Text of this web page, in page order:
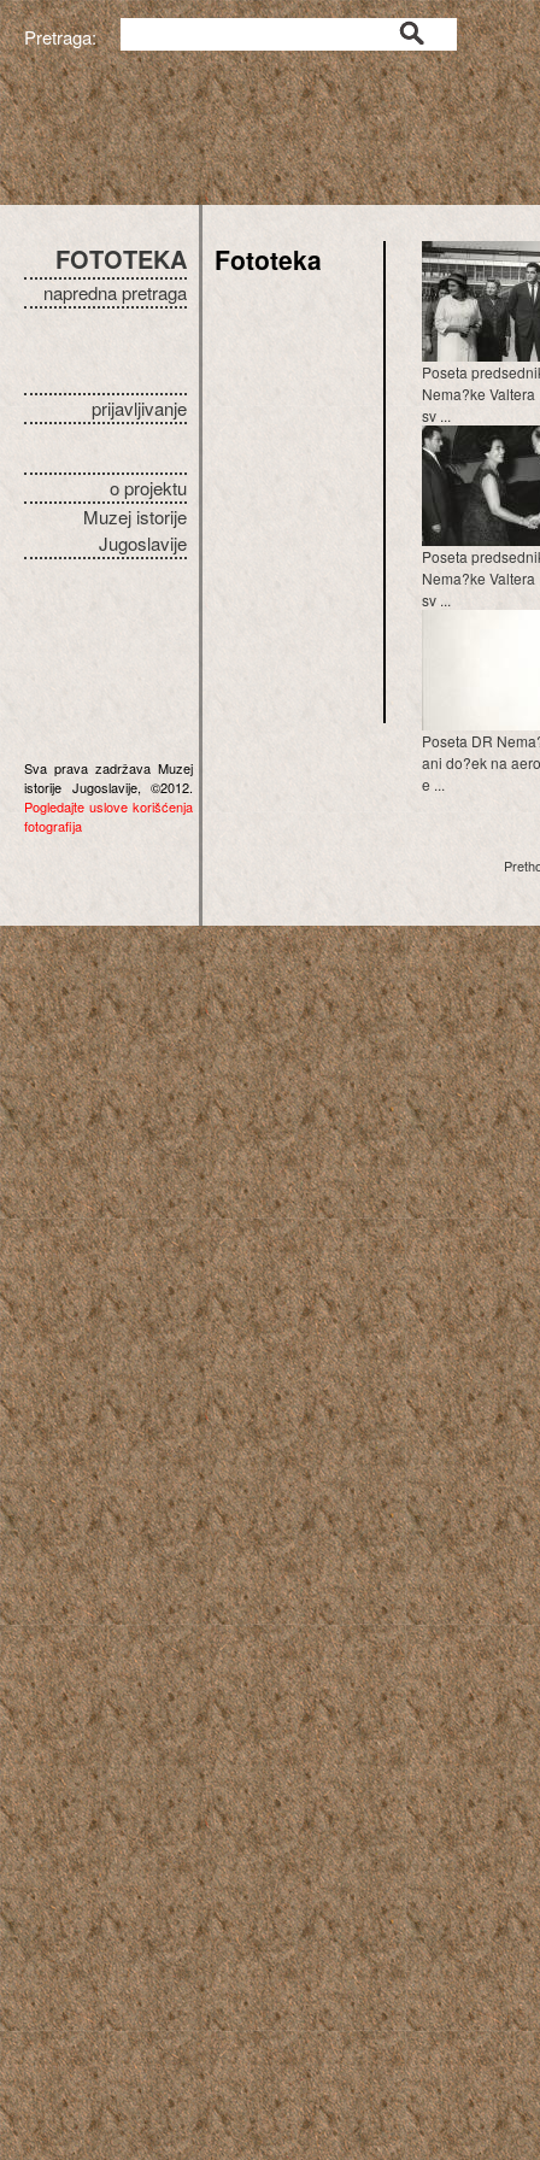
Pretraga:
FOTOTEKA
napredna pretraga
prijavljivanje
o projektu
Muzej istorije
Jugoslavije
Sva prava zadržava Muzej
istorije Jugoslavije, ©2012.
Pogledajte uslove korišćenja
fotografija
Fototeka
Poseta
Nema?ke
sv ...
Poseta
Nema?ke
sv ...
Poseta DR
ani do?ek na
e ...